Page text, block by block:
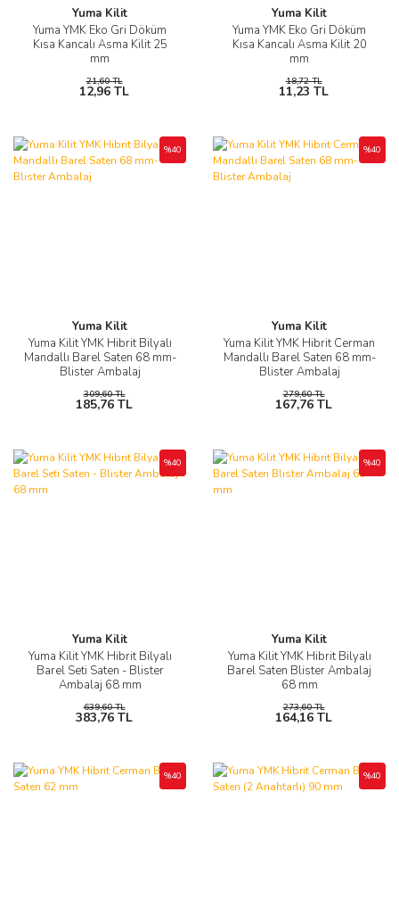
Yuma Kilit
Yuma YMK Eko Gri Döküm
Kısa Kancalı Asma Kilit 25
mm
21,60 TL
12,96 TL
Yuma Kilit
Yuma YMK Eko Gri Döküm
Kısa Kancalı Asma Kilit 20
mm
18,72 TL
11,23 TL
Yuma Kilit
Yuma Kilit YMK Hibrit Bilyalı
Mandallı Barel Saten 68 mm-
Blister Ambalaj
%40
309,60 TL
185,76 TL
Yuma Kilit
Yuma Kilit YMK Hibrit Cerman
Mandallı Barel Saten 68 mm-
Blister Ambalaj
%40
279,60 TL
167,76 TL
Yuma Kilit
Yuma Kilit YMK Hibrit Bilyalı
Barel Seti Saten - Blister
Ambalaj 68 mm
%40
639,60 TL
383,76 TL
Yuma Kilit
Yuma Kilit YMK Hibrit Bilyalı
Barel Saten Blister Ambalaj
68 mm
%40
273,60 TL
164,16 TL
%40 %40